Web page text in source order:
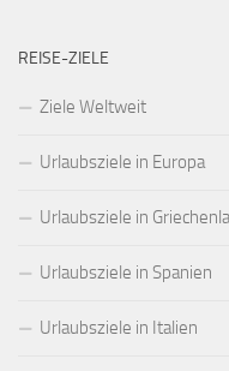
REISE-ZIELE
Ziele Weltweit
Urlaubsziele in Europa
Urlaubsziele in
Urlaubsziele in Spanien
Urlaubsziele in Italien